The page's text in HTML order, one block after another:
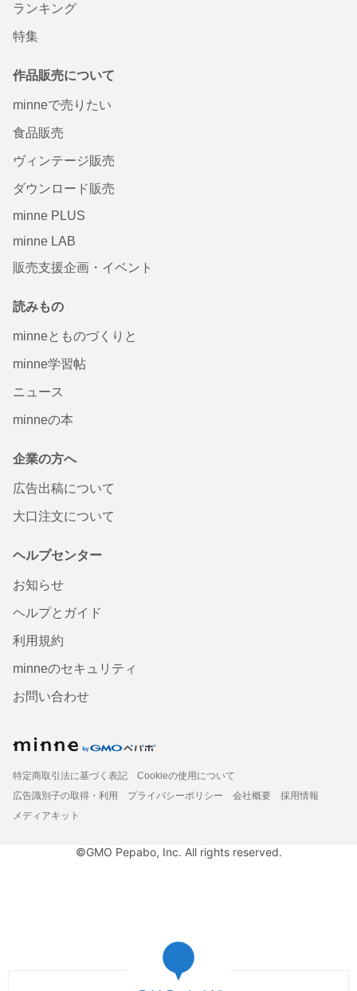
ランキング
特集
作品販売について
minneで売りたい
食品販売
ヴィンテージ販売
ダウンロード販売
minne PLUS
minne LAB
販売支援企画・イベント
読みもの
minneとものづくりと
minne学習帖
ニュース
minneの本
企業の方へ
広告出稿について
大口注文について
ヘルプセンター
お知らせ
ヘルプとガイド
利用規約
minneのセキュリティ
お問い合わせ
特定商取引法に基づく表記
Cookieの使用について
広告識別子の取得・利用
プライバシーポリシー 会社概要
採用情報
メディアキット
©GMO Pepabo, Inc. All rights reserved.